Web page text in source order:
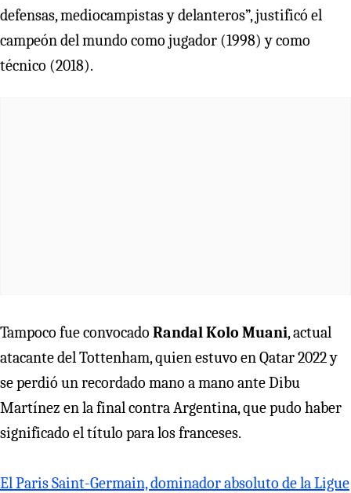
defensas, mediocampistas y delanteros”, justificó el
campeón del mundo como jugador (1998) y como
técnico (2018).
Tampoco fue convocado Randal Kolo Muani, actual
atacante del Tottenham, quien estuvo en Qatar 2022 y
se perdió un recordado mano a mano ante Dibu
Martínez en la final contra Argentina, que pudo haber
significado el título para los franceses.
El Paris Saint-Germain, dominador absoluto de la Ligue